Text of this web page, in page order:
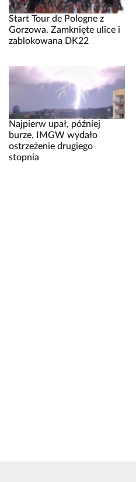
Start Tour de Pologne z
Gorzowa. Zamknięte ulice i
zablokowana DK22
Najpierw upał, później
burze. IMGW wydało
ostrzeżenie drugiego
stopnia